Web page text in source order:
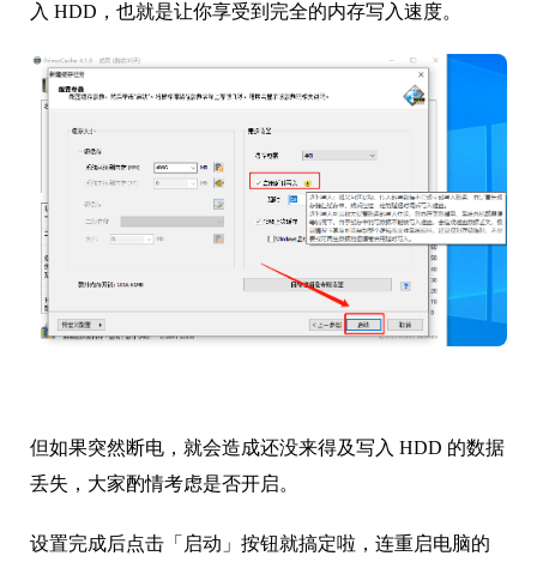
入 HDD，也就是让你享受到完全的内存写入速度。
但如果突然断电，就会造成还没来得及写入 HDD 的数据
丢失，大家酌情考虑是否开启。
设置完成后点击「启动」按钮就搞定啦，连重启电脑的